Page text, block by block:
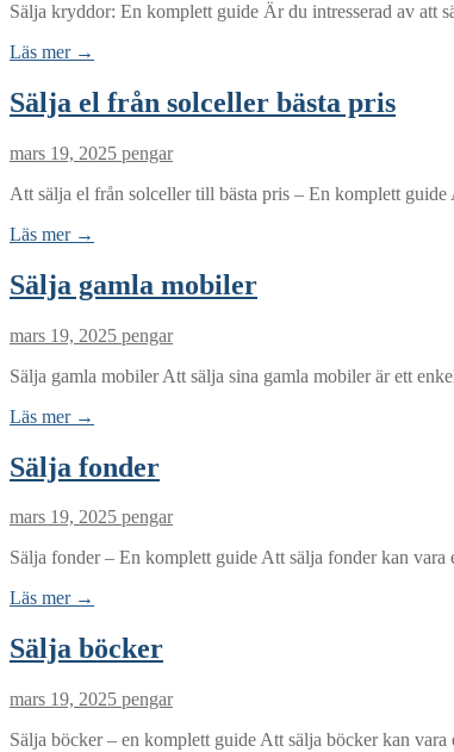
Sälja kryddor: En komplett guide Är du intresserad av att
Läs mer →
Sälja el från solceller bästa pris
mars 19, 2025 pengar
Att sälja el från solceller till bästa pris – En komplett
Läs mer →
Sälja gamla mobiler
mars 19, 2025 pengar
Sälja gamla mobiler Att sälja sina gamla mobiler är ett
Läs mer →
Sälja fonder
mars 19, 2025 pengar
Sälja fonder – En komplett guide Att sälja fonder kan
Läs mer →
Sälja böcker
mars 19, 2025 pengar
Sälja böcker – en komplett guide Att sälja böcker kan